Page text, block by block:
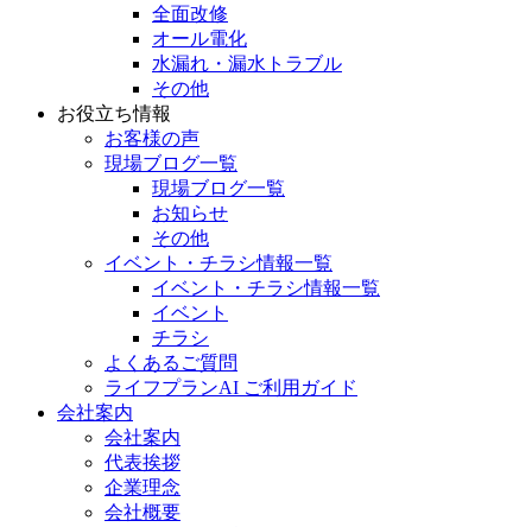
全面改修
オール電化
水漏れ・漏水トラブル
その他
お役立ち情報
お客様の声
現場ブログ一覧
現場ブログ一覧
お知らせ
その他
イベント・チラシ情報一覧
イベント・チラシ情報一覧
イベント
チラシ
よくあるご質問
ライフプランAI ご利用ガイド
会社案内
会社案内
代表挨拶
企業理念
会社概要